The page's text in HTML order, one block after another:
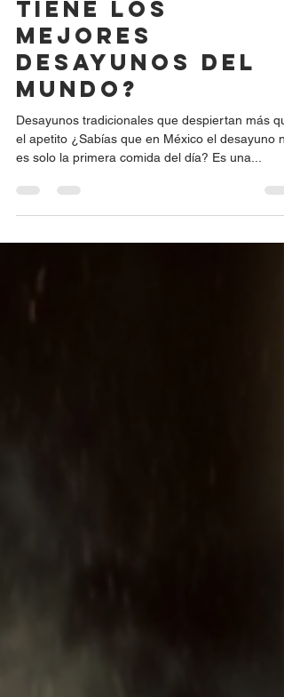
¿Por qué México
tiene los
mejores
desayunos del
mundo?
Desayunos tradicionales que despiertan más